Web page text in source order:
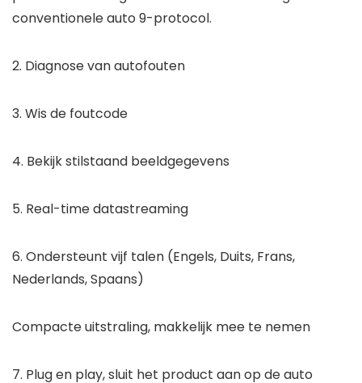
conventionele auto 9-protocol.
2. Diagnose van autofouten
3. Wis de foutcode
4. Bekijk stilstaand beeldgegevens
5. Real-time datastreaming
6. Ondersteunt vijf talen (Engels, Duits, Frans,
Nederlands, Spaans)
Compacte uitstraling, makkelijk mee te nemen
7. Plug en play, sluit het product aan op de auto